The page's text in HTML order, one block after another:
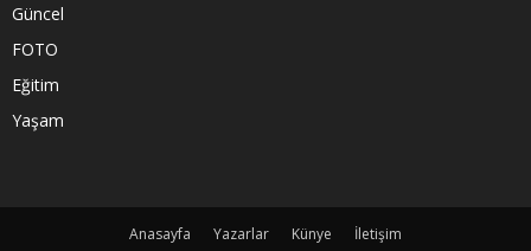
Güncel
FOTO
Eğitim
Yaşam
Anasayfa Yazarlar Künye
İletişim